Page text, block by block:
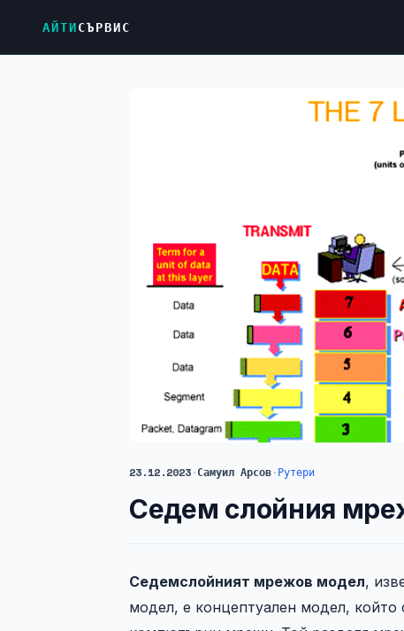
АЙТИСЪРВИС
23.12.2023·Самуил Арсов·Рутери
Седем слойния
Седемслойният мрежов модел,
модел, е концептуален модел, който